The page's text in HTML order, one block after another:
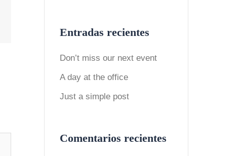
Entradas recientes
Don’t miss our next event
A day at the office
Just a simple post
Comentarios recientes